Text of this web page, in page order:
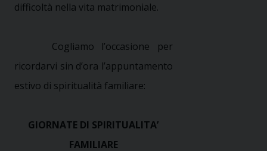
difficoltà nella vita matrimoniale.
Cogliamo l’occasione per
ricordarvi sin d’ora l’appuntamento
estivo di spiritualità familiare:
GIORNATE DI SPIRITUALITA’
FAMILIARE